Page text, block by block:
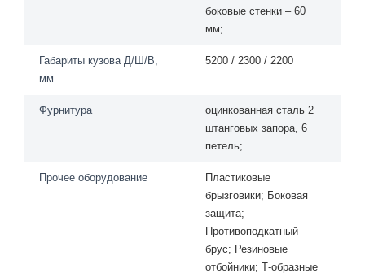
боковые стенки – 60
мм;
Габариты кузова Д/Ш/В,
мм
5200 / 2300 / 2200
Фурнитура
оцинкованная сталь 2
штанговых запора, 6
петель;
Прочее оборудование
Пластиковые
брызговики; Боковая
защита;
Противоподкатный
брус; Резиновые
отбойники; Т-образные